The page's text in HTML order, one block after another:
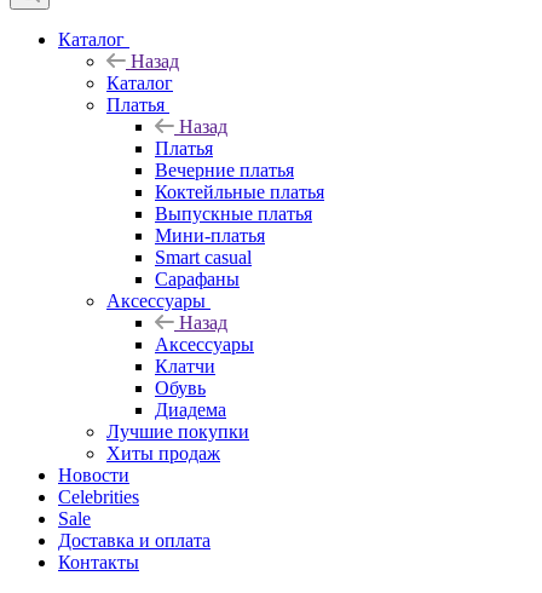
Каталог
Назад
Каталог
Платья
Назад
Платья
Вечерние платья
Коктейльные платья
Выпускные платья
Мини-платья
Smart casual
Сарафаны
Аксессуары
Назад
Аксессуары
Клатчи
Обувь
Диадема
Лучшие покупки
Хиты продаж
Новости
Celebrities
Sale
Доставка и оплата
Контакты